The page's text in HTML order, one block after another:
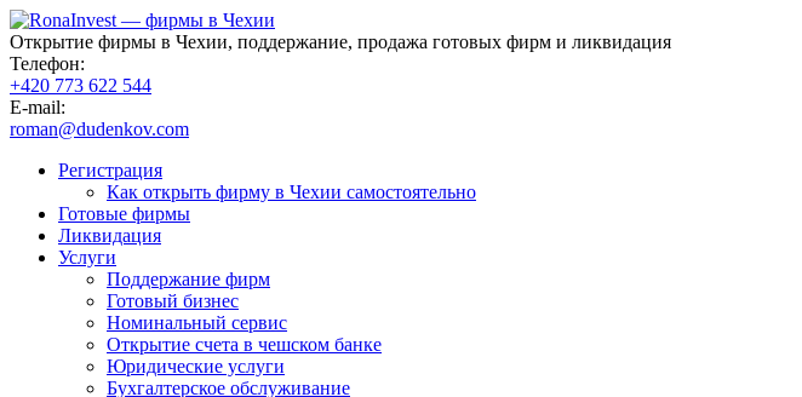
Открытие фирмы в Чехии, поддержание, продажа готовых фирм и ликвидация
Телефон:
+420 773 622 544
E-mail:
roman@dudenkov.com
Регистрация
Как открыть фирму в Чехии самостоятельно
Готовые фирмы
Ликвидация
Услуги
Поддержание фирм
Готовый бизнес
Номинальный сервис
Открытие счета в чешском банке
Юридические услуги
Бухгалтерское обслуживание